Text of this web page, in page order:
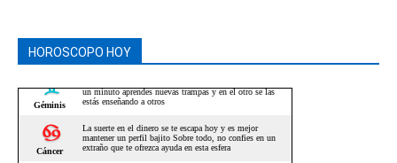
HOROSCOPO HOY